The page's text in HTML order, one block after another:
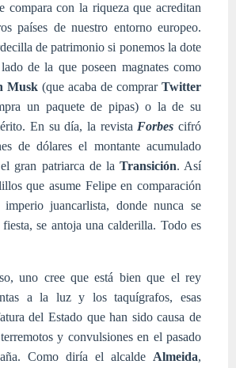
compara con la riqueza que acreditan
países de nuestro entorno europeo.
de patrimonio si ponemos la dote
de la que poseen magnates como
Musk (que acaba de comprar Twitter
un paquete de pipas) o la de su
En su día, la revista Forbescifró
de dólares el montante acumulado
gran patriarca de la Transición. Así
que asume Felipe en comparación
juancarlista, donde nunca se
se antoja una calderilla. Todo es
uno cree que está bien que el rey
a la luz y los taquígrafos, esas
del Estado que han sido causa de
y convulsiones en el pasado
Como diría el alcalde Almeida,